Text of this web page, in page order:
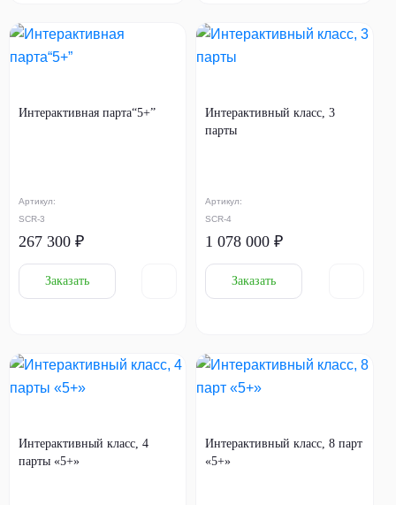
Артикул:
SCR-3
Интерактивная парта“5+”
267 300 ₽
Заказать
Артикул:
SCR-4
Интерактивный класс, 3
парты
1 078 000 ₽
Заказать
Интерактивный класс, 4
парты «5+»
Интерактивный класс, 8 парт
«5+»